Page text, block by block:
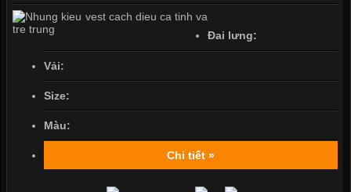
Đai lưng:
Vải:
Size:
Màu:
Chi tiết »